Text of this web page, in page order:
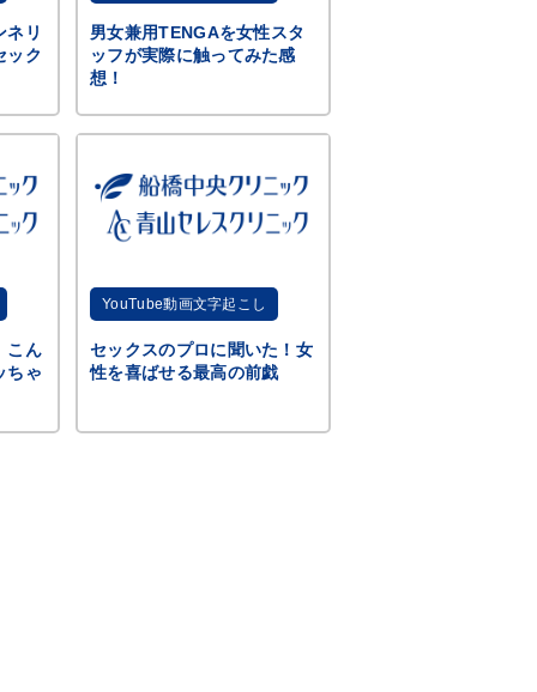
ネリ
ック
男女兼用TENGAを女性スタ
ッフが実際に触ってみた感
想！
こん
ちゃ
YouTube動画文字起こし
セックスのプロに聞いた！女
性を喜ばせる最高の前戯